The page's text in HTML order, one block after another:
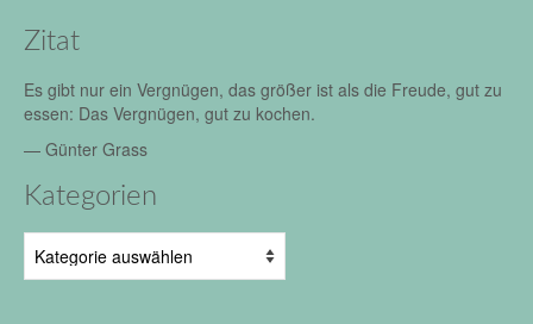
Zitat
Es gibt nur ein Vergnügen, das größer ist als die Freude, gut zu
essen: Das Vergnügen, gut zu kochen.
— Günter Grass
Kategorien